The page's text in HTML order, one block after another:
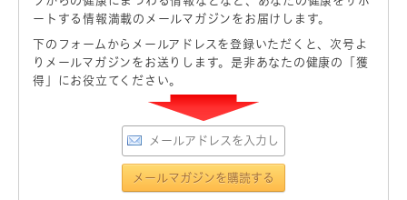
ートする情報満載のメールマガジンをお届けします。
下のフォームからメールアドレスを登録いただくと、次号よ
りメールマガジンをお送りします。是非あなたの健康の「獲
得」にお役立てください。